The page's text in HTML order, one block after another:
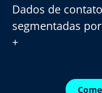
Dados de
segmentadas
+